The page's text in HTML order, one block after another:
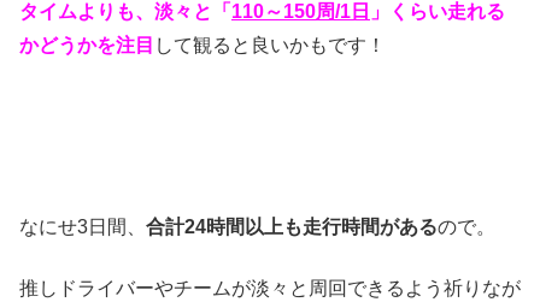
タイムよりも、淡々と「 110～150周/1日 」くらい走れる
かどうかを注目 して観ると良いかもです！
なにせ3日間、 合計24時間以上も走行時間があるので。
推しドライバーやチームが淡々と周回できるよう祈りなが